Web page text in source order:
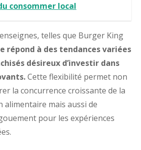
consommer local
telles que Burger King
répond à des tendances variées
désireux d’investir dans
Cette flexibilité permet non
la concurrence croissante de la
mais aussi de
pour les expériences